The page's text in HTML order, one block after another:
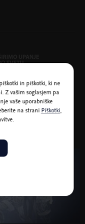
in piškotki, ki ne
Z vašim soglasjem pa
vaše uporabniške
na strani Piškotki,